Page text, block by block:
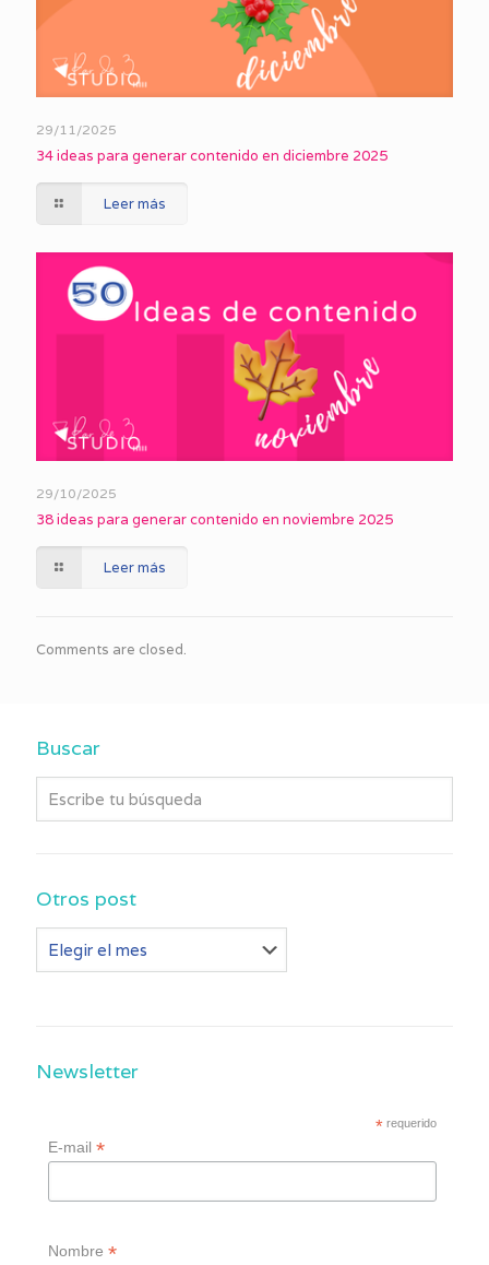
29/11/2025
34 ideas para generar contenido en diciembre 2025
Leer más
29/10/2025
38 ideas para generar contenido en noviembre 2025
Leer más
Comments are closed.
Buscar
Otros post
post
Newsletter
* requerido
E-mail*
Nombre*